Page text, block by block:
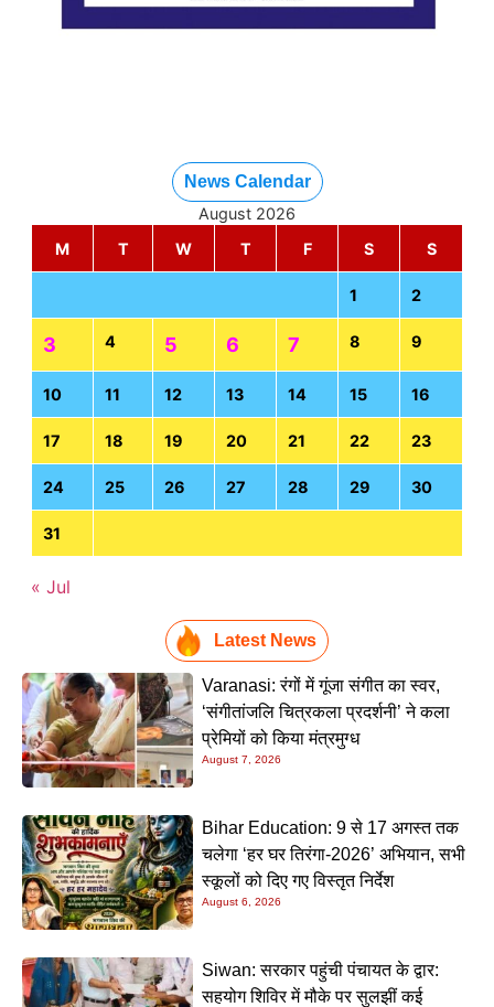
News Calendar
August 2026
M
T W T F S S
1 2
3 4 5 6 7 8 9
10 11 12 13 14 15 16
17 18 19 20 21 22 23
24 25 26 27 28 29 30
31
« Jul
Latest News
Varanasi: रंगों में गूंजा संगीत का स्वर,
‘संगीतांजलि चित्रकला प्रदर्शनी’ ने कला
प्रेमियों को किया मंत्रमुग्ध
August 7, 2026
Bihar Education: 9 से 17 अगस्त तक
चलेगा ‘हर घर तिरंगा-2026’ अभियान, सभी
स्कूलों को दिए गए विस्तृत निर्देश
August 6, 2026
Siwan: सरकार पहुंची पंचायत के द्वार:
सहयोग शिविर में मौके पर सुलझीं कई